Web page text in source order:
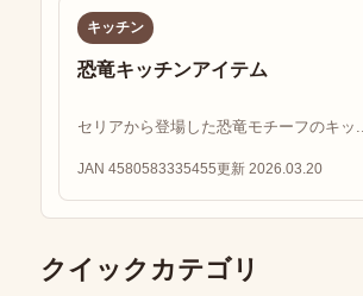
キッチン
恐竜キッチンアイテム
セリアから登場した恐竜モチーフのキッ...
JAN 4580583335455更新 2026.03.20
クイックカテゴリ